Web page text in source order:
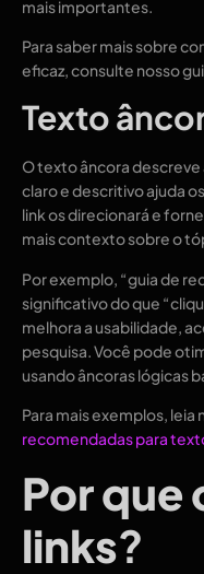
mais importantes.
Para saber mais sobre
eficaz, consulte nosso
Texto
O texto âncora descreve
claro e descritivo ajuda
link os direcionará e
mais contexto sobre o
Por exemplo, “guia de
significativo do que
melhora a usabilidade,
pesquisa. Você pode
usando âncoras lógicas
Para mais exemplos, leia
recomendadas para
Por que
links?